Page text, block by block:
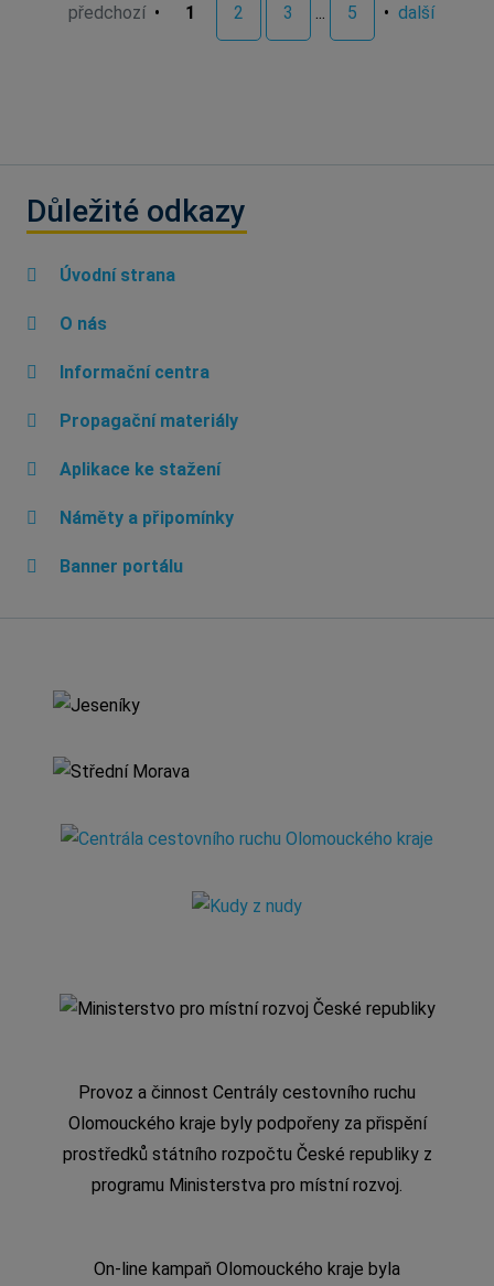
předchozí• 1 2 3 5 • další
Důležité odkazy
Úvodní strana
O nás
Informační centra
Propagační materiály
Aplikace ke stažení
Náměty a připomínky
Banner portálu
Provoz a činnost Centrály cestovního ruchu
Olomouckého kraje byly podpořeny za přispění
prostředků státního rozpočtu České republiky z
programu Ministerstva pro místní rozvoj.
On-line kampaň Olomouckého kraje byla